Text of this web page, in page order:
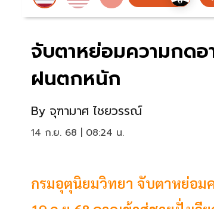
จับตาหย่อมความกดอ
ฝนตกหนัก
By จุฑามาศ ไชยวรรณ์
14 ก.ย. 68 | 08:24 น.
กรมอุตุนิยมวิทยา จับตาหย่อม